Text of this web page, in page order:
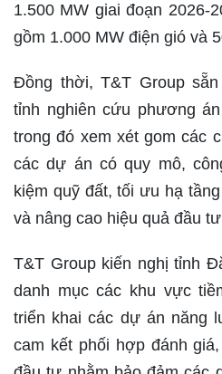
1.500 MW giai đoạn 2026-
gồm 1.000 MW điện gió và
Đồng thời, T&T Group
tỉnh nghiên cứu phương
trong đó xem xét gom các
các dự án có quy mô,
kiệm quỹ đất, tối ưu hạ
và nâng cao hiệu quả đầu
T&T Group kiến nghị tỉnh
danh mục các khu vực
triển khai các dự án năng
cam kết phối hợp đánh